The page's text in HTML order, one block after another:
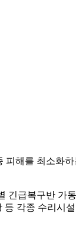
해를 최소화
급복구반 가
각종 수리